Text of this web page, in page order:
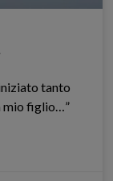
tanto
mio figlio…”